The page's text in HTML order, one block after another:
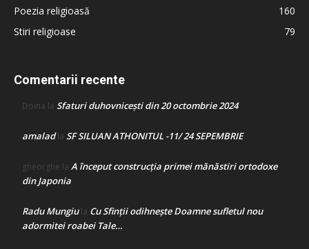
Poezia religioasă
160
Stiri religioase
79
Comentarii recente
Doina la Sfaturi duhovnicești din 20 octombrie 2024
amaladla SF SILUAN ATHONITUL -11/ 24 SEPEMBRIE
gheorghe la A început construcţia primei mănăstiri ortodoxe
din Japonia
Radu Mungiula Cu Sfinții odihnește Doamne sufletul nou
adormitei roabei Tale…